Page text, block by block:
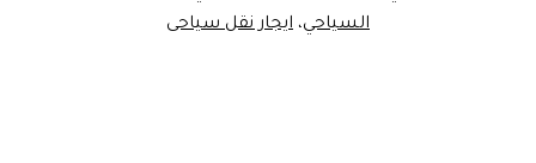
السياحي، ايجار نقل سياحى